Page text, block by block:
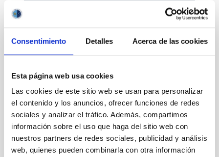
Consentimiento Detalles Acerca de las cookies
Esta página web usa cookies
Las cookies de este sitio web se usan para personalizar
el contenido y los anuncios, ofrecer funciones de redes
sociales y analizar el tráfico. Además, compartimos
información sobre el uso que haga del sitio web con
nuestros partners de redes sociales, publicidad y análisis
web, quienes pueden combinarla con otra información
Divulgación
Movilidad